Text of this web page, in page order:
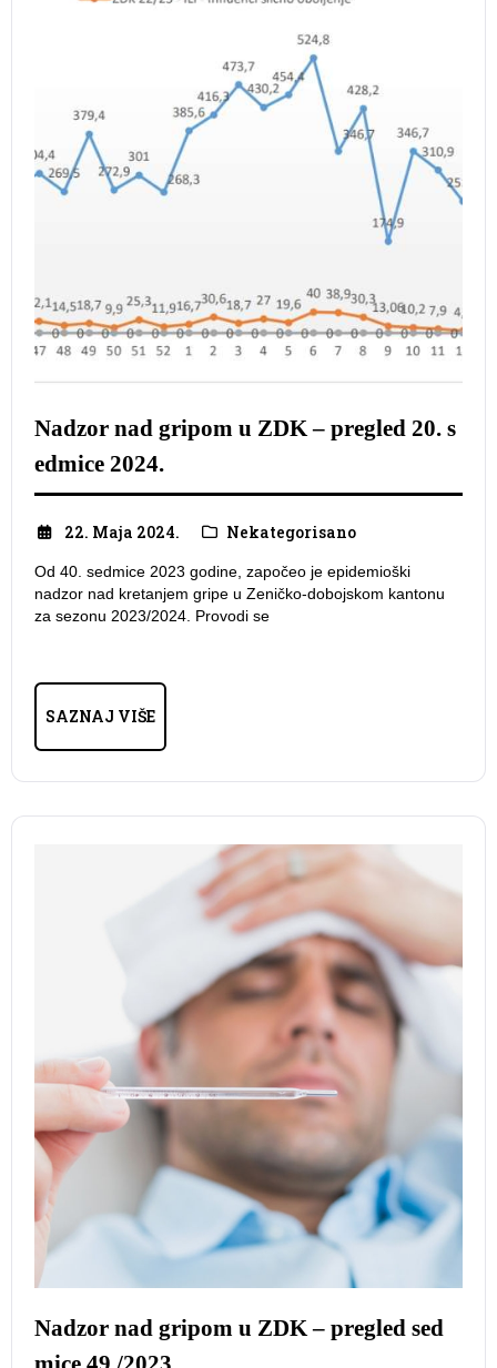
Nadzor nad gripom u ZDK – pregled 20. s
edmice 2024.
22. Maja 2024. Nekategorisano
Od 40. sedmice 2023 godine, započeo je epidemioški
nadzor nad kretanjem gripe u Zeničko-dobojskom kantonu
za sezonu 2023/2024. Provodi se
SAZNAJ VIŠE
Nadzor nad gripom u ZDK – pregled sed